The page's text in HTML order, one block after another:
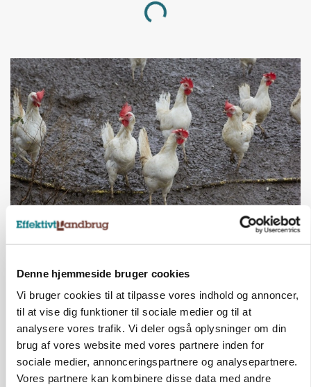
Denne hjemmeside bruger cookies
Vi bruger cookies til at tilpasse vores indhold og annoncer,
til at vise dig funktioner til sociale medier og til at
analysere vores trafik. Vi deler også oplysninger om din
brug af vores website med vores partnere inden for
sociale medier, annonceringspartnere og analysepartnere.
Vores partnere kan kombinere disse data med andre
Loading...
ØKOLOGI